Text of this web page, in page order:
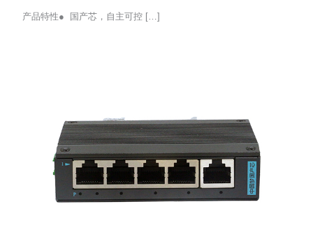
产品特性● 国产芯，自主可控 […]